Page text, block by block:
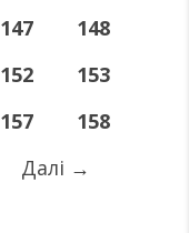
147
148
152
153
157
158
Далі →